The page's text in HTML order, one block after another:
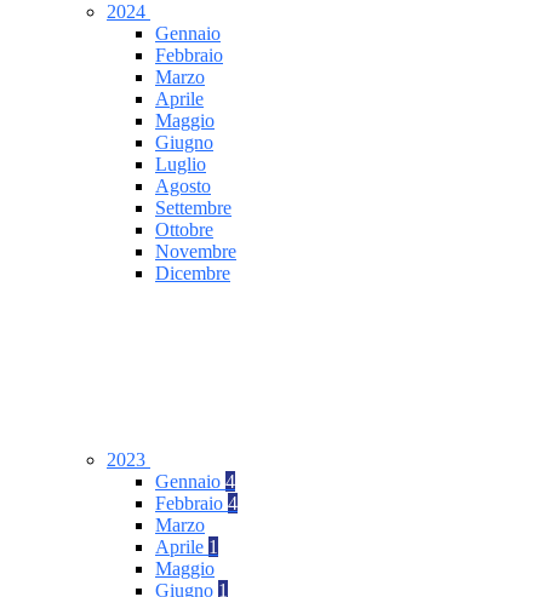
2024
Gennaio
Febbraio
Marzo
Aprile
Maggio
Giugno
Luglio
Agosto
Settembre
Ottobre
Novembre
Dicembre
2023
Gennaio 4
Febbraio 4
Marzo
Aprile 1
Maggio
Giugno 1